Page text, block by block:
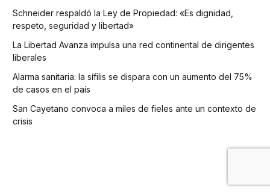
Schneider respaldó la Ley de Propiedad: «Es dignidad,
respeto, seguridad y libertad»
La Libertad Avanza impulsa una red continental de dirigentes
liberales
Alarma sanitaria: la sífilis se dispara con un aumento del 75%
de casos en el país
San Cayetano convoca a miles de fieles ante un contexto de
crisis